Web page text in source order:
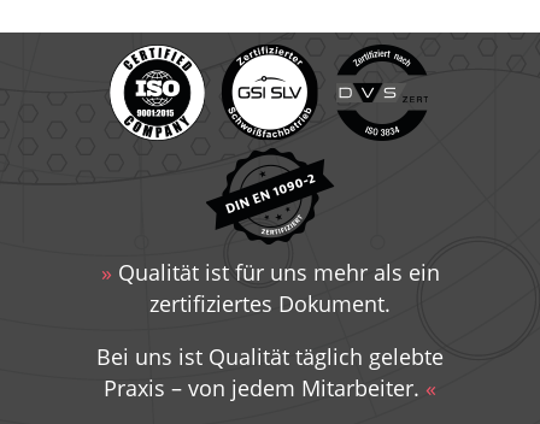
» Qualität ist für uns mehr als ein
zertifiziertes Dokument.
Bei uns ist Qualität täglich gelebte
Praxis – von jedem Mitarbeiter. «